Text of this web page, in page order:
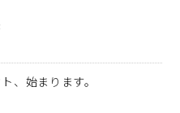
、始まります。